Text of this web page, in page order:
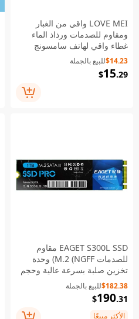
LOVE MEI واقي من الغبار
ومقاوم للصدمات ورذاذ الماء
غطاء واقي لهاتف سامسونج
جالكسي S20 بلس من
معدن+سيليكون+زجاج مقسّى -
أسود
$14.23للبيع بالجملة
$15.29
EAGET S300L SSD مقاوم
للصدمات M.2 (NGFF) وحدة
تخزين صلبة بسرعة عالية وحجم
صغير للحاسوب المحمول أو
الكمبيوتر - 1 تيرابايت
$182.38للبيع بالجملة
$190.31
الأكثر مبيعًا